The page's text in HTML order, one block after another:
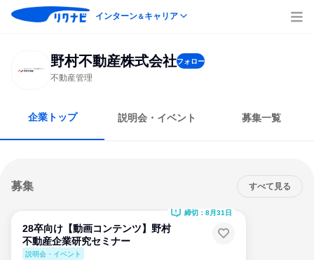
インターン＆キャリア
野村不動産株式会社フォロー
不動産管理
企業トップ 説明会・イベント 募集一覧
募集 すべて見る
28卒向け【動画コンテンツ】野村
不動産企業研究セミナー
説明会・イベント
締切：8月31日